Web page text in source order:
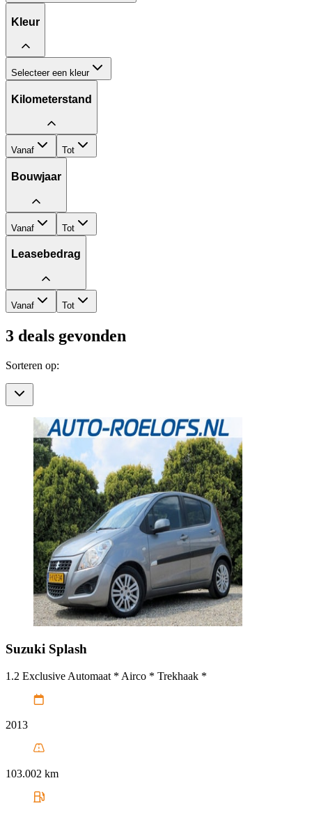
Kleur
Selecteer een kleur
Kilometerstand
Vanaf Tot
Bouwjaar
Vanaf Tot
Leasebedrag
Vanaf Tot
3 deals gevonden
Sorteren op:
Suzuki Splash
1.2 Exclusive Automaat * Airco * Trekhaak *
2013
103.002 km